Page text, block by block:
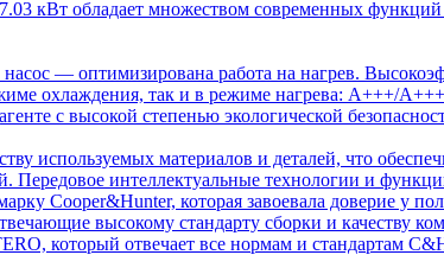
кВт обладает множеством современных
— оптимизирована работа на нагрев.
охлаждения, так и в режиме нагрева: А+++/
с высокой степенью экологической
используемых материалов и деталей, что
Передовое интеллектуальные технологии и
Cooper&Hunter, которая завоевала доверие у
высокому стандарту сборки и качеству
который отвечает все нормам и стандартам